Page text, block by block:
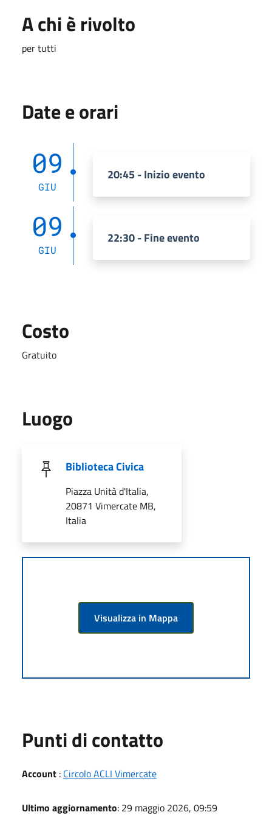
A chi è rivolto
per tutti
Date e orari
09
GIU
20:45 - Inizio evento
09
GIU
22:30 - Fine evento
Costo
Gratuito
Luogo
Biblioteca Civica
Piazza Unità d'Italia,
20871 Vimercate MB,
Italia
Visualizza in Mappa
Punti di contatto
Account : Circolo ACLI Vimercate
Ultimo aggiornamento: 29 maggio 2026, 09:59